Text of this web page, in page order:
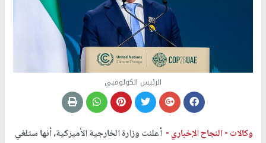
الرئيس الكولومبي
وكالات -النجاح الإخباري - أعلنت وزارة الخارجية الأميركية، أنها ستلغي